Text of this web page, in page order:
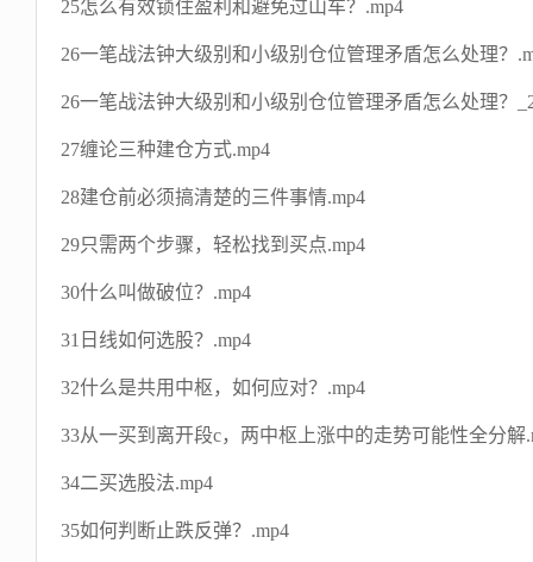
25怎么有效锁住盈利和避免过山车？.mp4
26一笔战法钟大级别和小级别仓位管理矛盾怎么处理？
26一笔战法钟大级别和小级别仓位管理矛盾怎么处理？
27缠论三种建仓方式.mp4
28建仓前必须搞清楚的三件事情.mp4
29只需两个步骤，轻松找到买点.mp4
30什么叫做破位？.mp4
31日线如何选股？.mp4
32什么是共用中枢，如何应对？.mp4
33从一买到离开段c，两中枢上涨中的走势可能性全分解
34二买选股法.mp4
35如何判断止跌反弹？.mp4